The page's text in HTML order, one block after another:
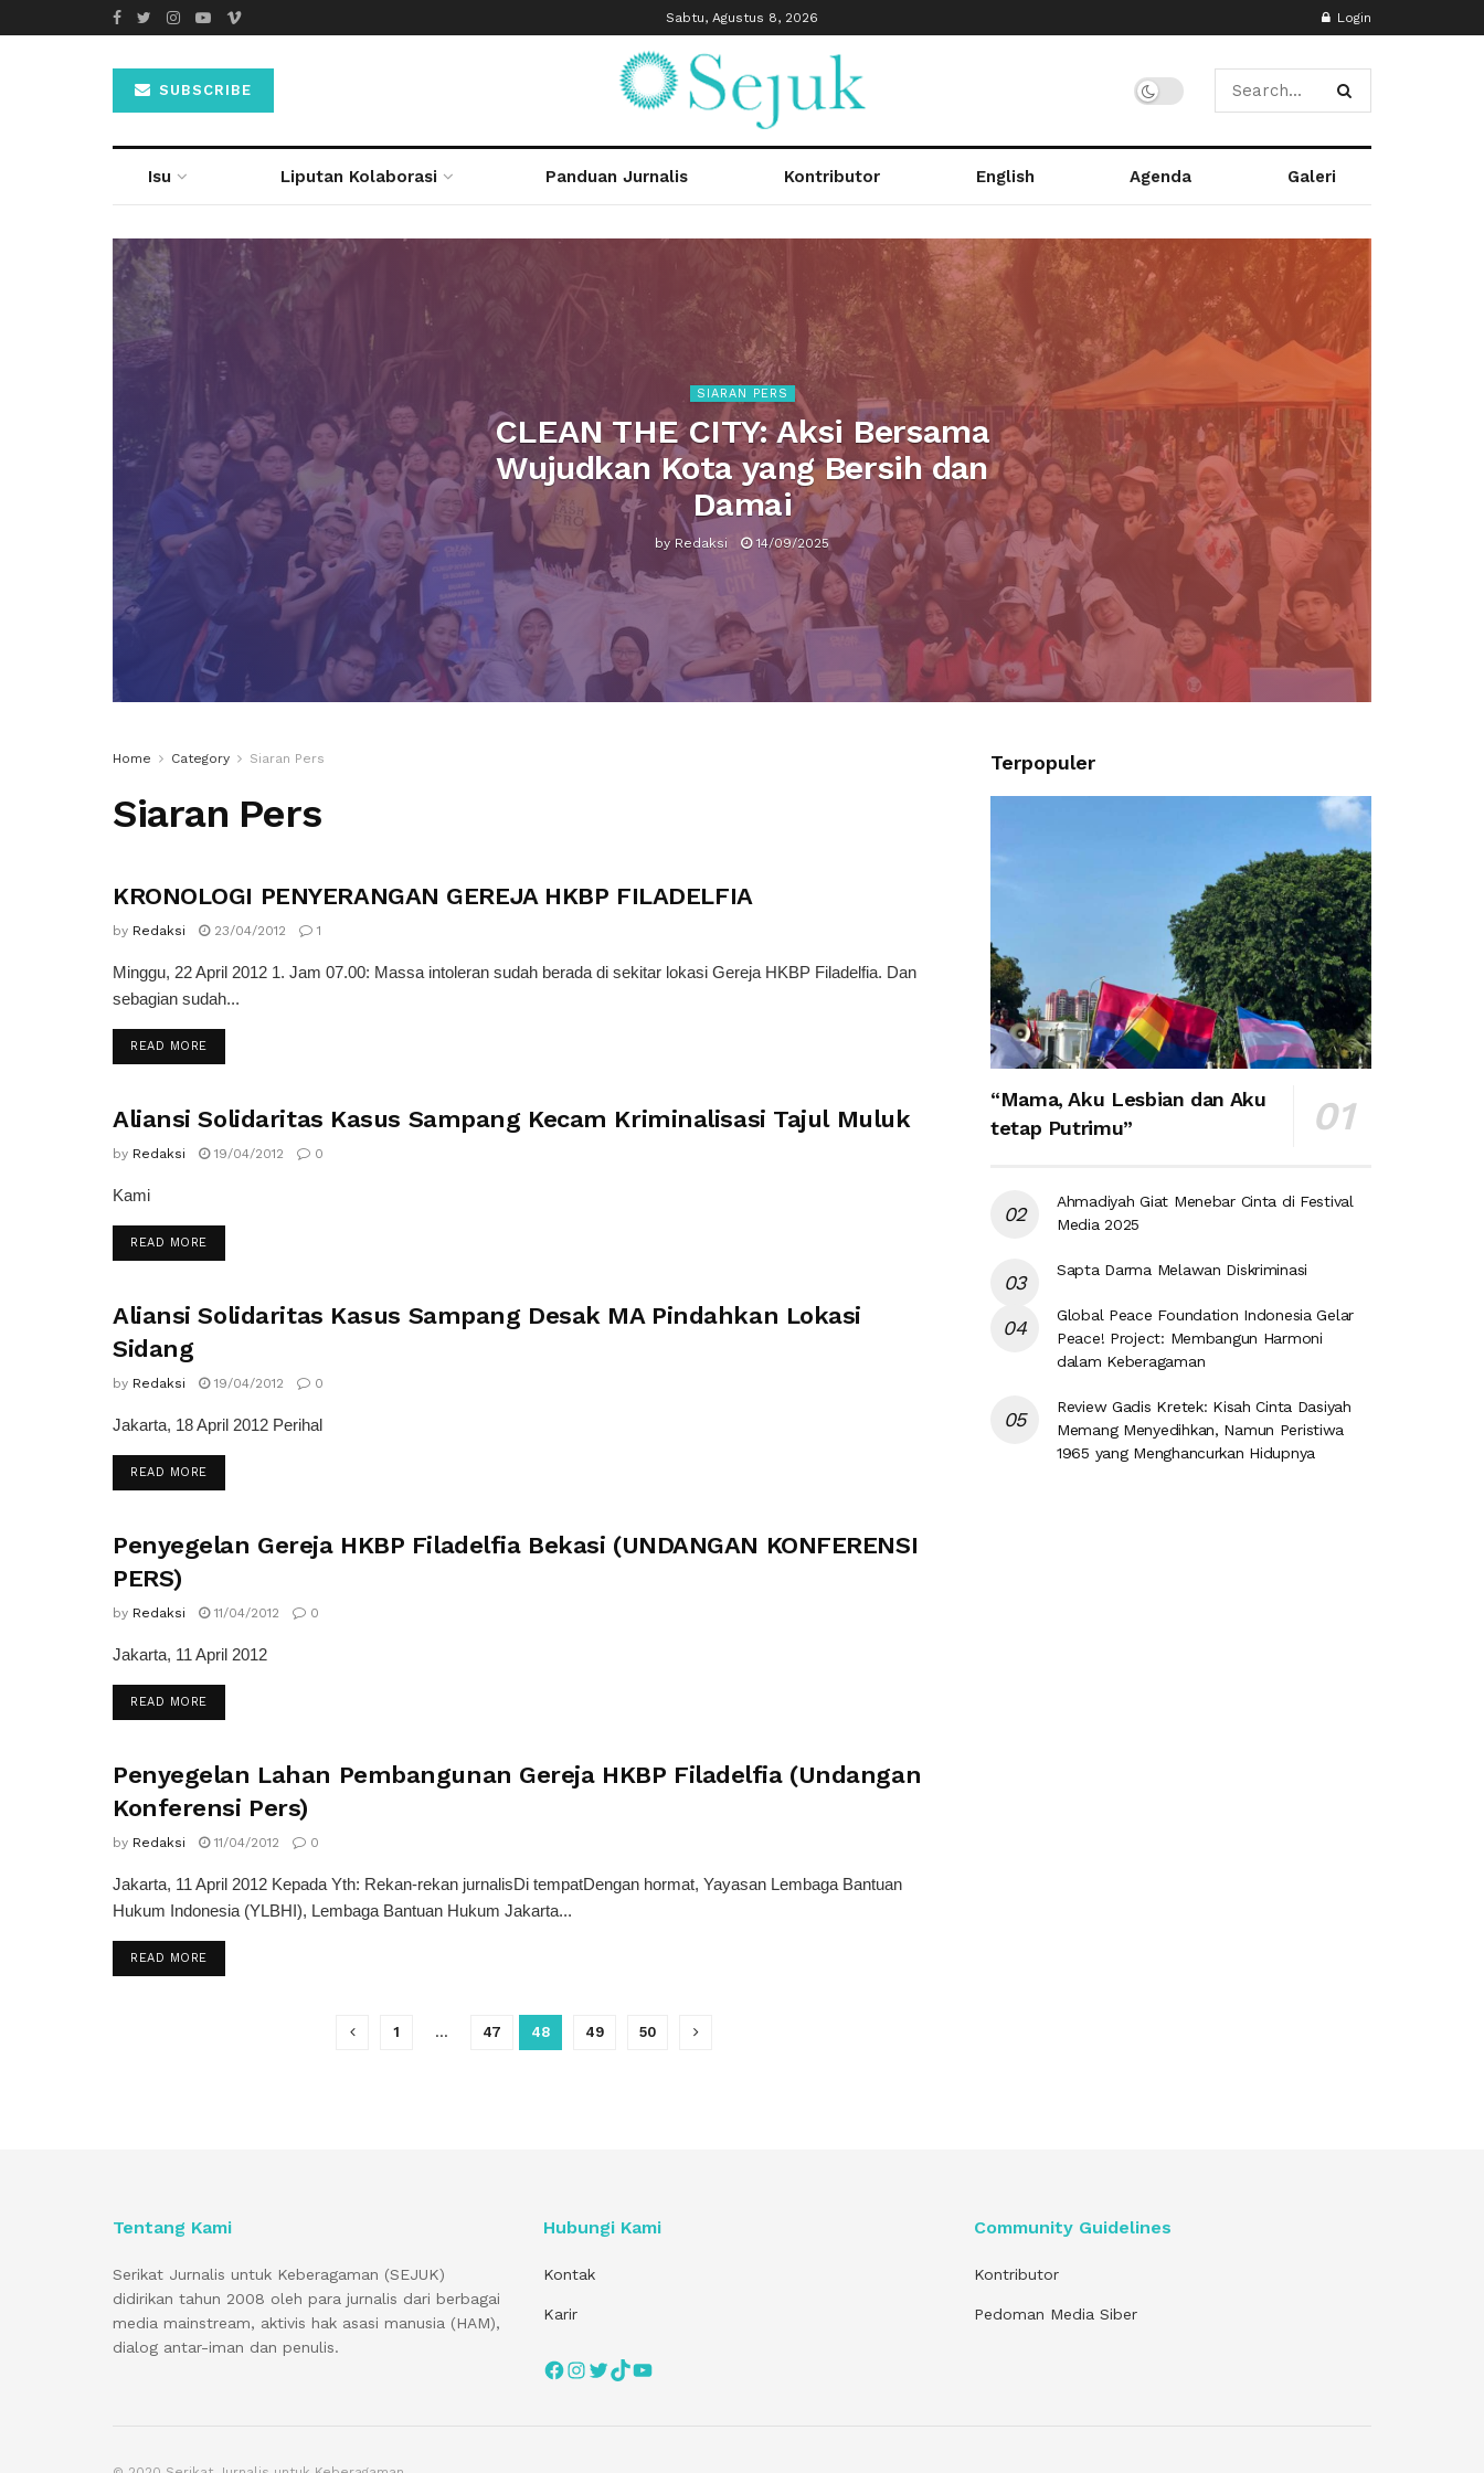
Sabtu, Agustus 8, 2026 Login
SUBSCRIBE
Isu Liputan Kolaborasi Panduan Jurnalis Kontributor English Agenda Galeri
SIARAN PERS
CLEAN THE CITY: Aksi Bersama
Wujudkan Kota yang Bersih dan
Damai
by Redaksi 14/09/2025
Home Category Siaran Pers
Siaran Pers
SIARAN PERS
KRONOLOGI PENYERANGAN GEREJA HKBP FILADELFIA
by Redaksi 23/04/2012 1
Minggu, 22 April 2012 1. Jam 07.00: Massa intoleran sudah berada di sekitar lokasi Gereja HKBP Filadelfia. Dan
sebagian sudah...
READ MORE
SIARAN PERS
Aliansi Solidaritas Kasus Sampang Kecam Kriminalisasi Tajul Muluk
by Redaksi 19/04/2012 0
Kami
READ MORE
SIARAN PERS
Aliansi Solidaritas Kasus Sampang Desak MA Pindahkan Lokasi
Sidang
by Redaksi 19/04/2012 0
Jakarta, 18 April 2012 Perihal
READ MORE
SIARAN PERS
Penyegelan Gereja HKBP Filadelfia Bekasi (UNDANGAN KONFERENSI
PERS)
by Redaksi 11/04/2012 0
Jakarta, 11 April 2012
READ MORE
SIARAN PERS
Penyegelan Lahan Pembangunan Gereja HKBP Filadelfia (Undangan
Konferensi Pers)
by Redaksi 11/04/2012 0
Jakarta, 11 April 2012 Kepada Yth: Rekan-rekan jurnalisDi tempatDengan hormat, Yayasan Lembaga Bantuan
Hukum Indonesia (YLBHI), Lembaga Bantuan Hukum Jakarta...
READ MORE
1 … 47 48 49 50
Terpopuler
“Mama, Aku Lesbian dan Aku
tetap Putrimu”
Ahmadiyah Giat Menebar Cinta di Festival
Media 2025
Sapta Darma Melawan Diskriminasi
Global Peace Foundation Indonesia Gelar
Peace! Project: Membangun Harmoni
dalam Keberagaman
Review Gadis Kretek: Kisah Cinta Dasiyah
Memang Menyedihkan, Namun Peristiwa
1965 yang Menghancurkan Hidupnya
Tentang Kami
Serikat Jurnalis untuk Keberagaman (SEJUK)
didirikan tahun 2008 oleh para jurnalis dari berbagai
media mainstream, aktivis hak asasi manusia (HAM),
dialog antar-iman dan penulis.
Hubungi Kami
Kontak
Karir
Facebook
Instagram
Twitter
TikTokYouTube
Community Guidelines
Kontributor
Pedoman Media Siber